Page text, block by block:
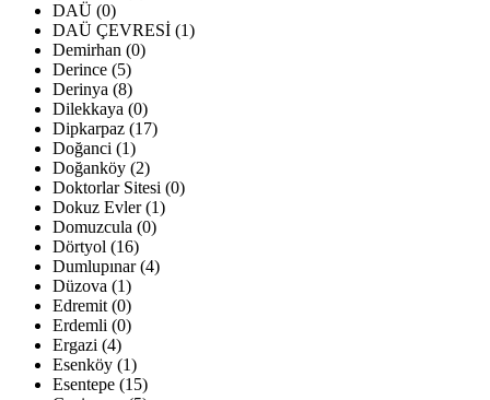
DAÜ (0)
DAÜ ÇEVRESİ (1)
Demirhan (0)
Derince (5)
Derinya (8)
Dilekkaya (0)
Dipkarpaz (17)
Doğanci (1)
Doğanköy (2)
Doktorlar Sitesi (0)
Dokuz Evler (1)
Domuzcula (0)
Dörtyol (16)
Dumlupınar (4)
Düzova (1)
Edremit (0)
Erdemli (0)
Ergazi (4)
Esenköy (1)
Esentepe (15)